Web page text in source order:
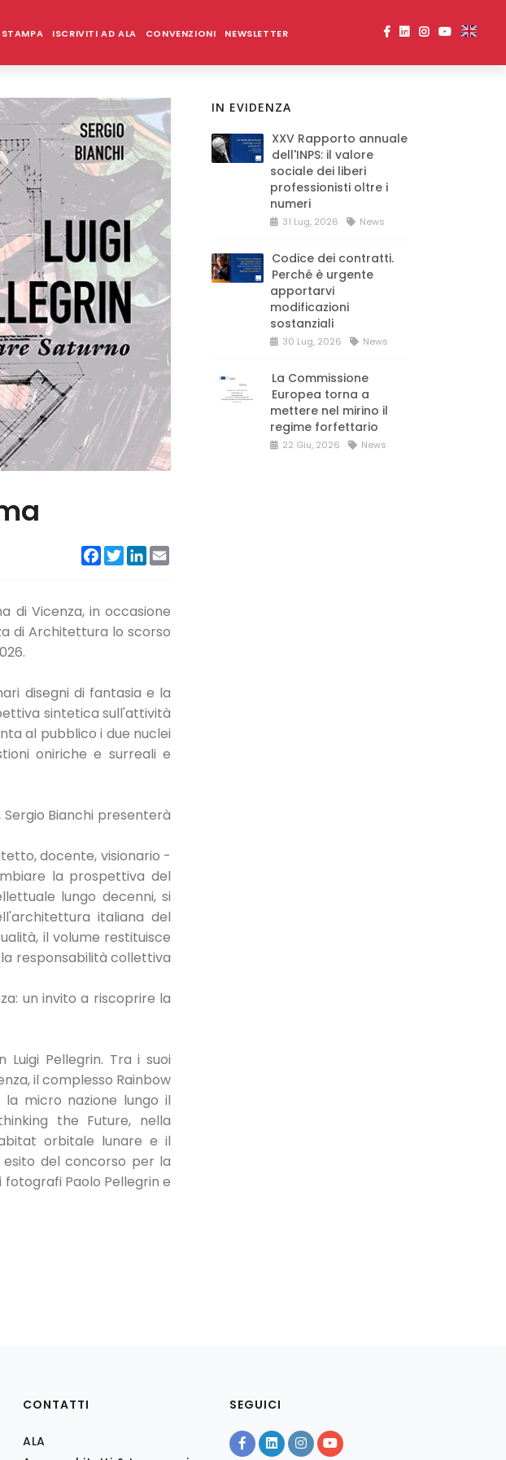
ISCRIVITI AD ALA CONVENZIONI NEWSLETTER
Facebook
TwitterLinkedIn
di Vicenza, in occasione
di Architettura lo scorso
disegni di fantasia e la
sintetica sull'attività
al pubblico i due nuclei
oniriche e surreali e
Sergio Bianchi presenterà
docente, visionario -
la prospettiva del
lungo decenni, si
italiana del
il volume restituisce
responsabilità collettiva
un invito a riscoprire la
Pellegrin. Tra i suoi
il complesso Rainbow
micro nazione lungo il
the Future, nella
orbitale lunare e il
esito del concorso per la
Paolo Pellegrin e
IN EVIDENZA
XXV Rapporto annuale
dell'INPS: il valore
sociale dei liberi
professionisti oltre i
numeri
31 Lug, 2026 News
Codice dei contratti.
Perché è urgente
apportarvi
modificazioni
sostanziali
30 Lug, 2026 News
La Commissione
Europea torna a
mettere nel mirino il
regime forfettario
22 Giu, 2026 News
CONTATTI
ALA
SEGUICI